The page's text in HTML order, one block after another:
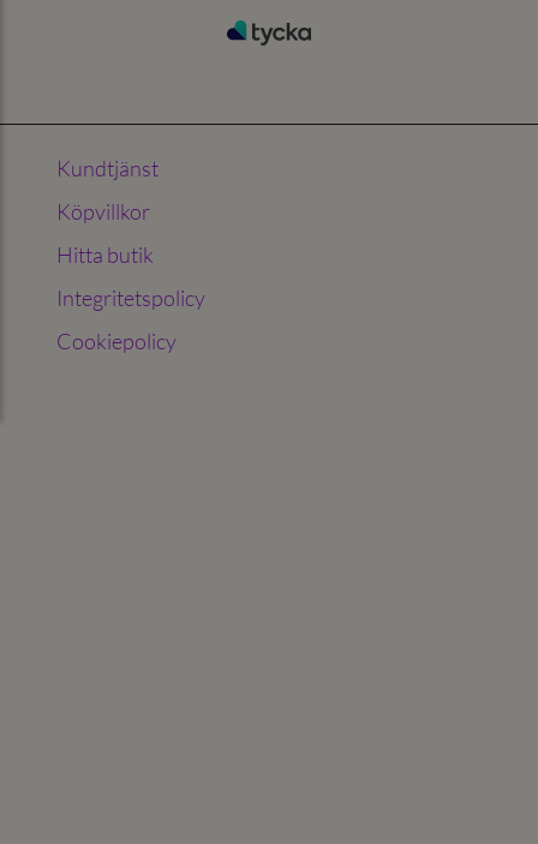
Kundtjänst
Köpvillkor
Hitta butik
Integritetspolicy
Cookiepolicy